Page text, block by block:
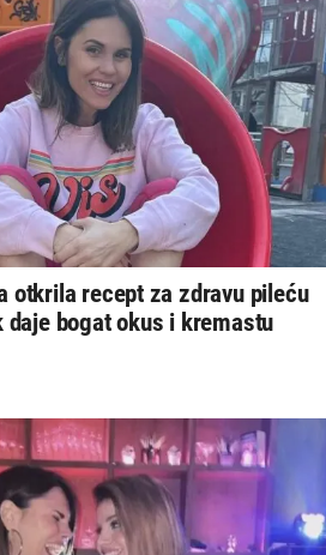
otkrila recept za zdravu pileću
bogat okus i kremastu